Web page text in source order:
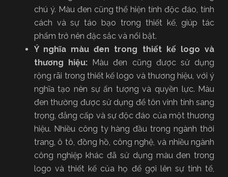
chú ý. Màu đen cũng thể hiện tính độc đáo, tính
cách và sự táo bạo trong thiết kế, giúp tác
phẩm trở nên đặc sắc và nổi bật.
Ý nghĩa màu đen trong thiết kế logo và
thương hiệu: Màu đen cũng được sử dụng
rộng rãi trong thiết kế logo và thương hiệu, với ý
nghĩa tạo nên sự ấn tượng và quyền lực. Màu
đen thường được sử dụng để tôn vinh tính sang
trọng, đẳng cấp và sự độc đáo của một thương
hiệu. Nhiều công ty hàng đầu trong ngành thời
trang, ô tô, đồng hồ, công nghệ, và nhiều ngành
công nghiệp khác đã sử dụng màu đen trong
logo và thiết kế của họ để gợi lên sự tinh tế,